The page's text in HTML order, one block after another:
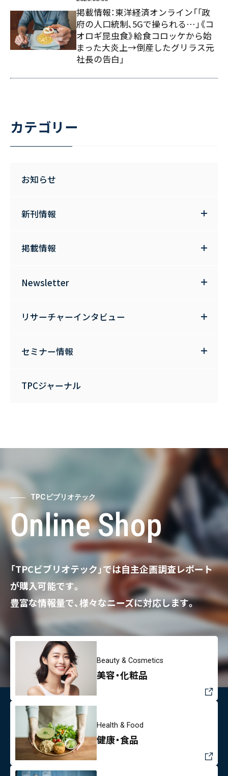
掲載情報：東洋経済オンライン「｢政
府の人口統制､5Gで操られる…｣《コ
オロギ昆虫食》給食コロッケから始
まった大炎上→倒産したグリラス元
社長の告白」
カテゴリー
お知らせ
新刊情報
掲載情報
Newsletter
リサーチャーインタビュー
セミナー情報
TPCジャーナル
TPCビブリオテック
Online Shop
「TPCビブリオテック」では自主企画調査レポート
が購入可能です。
豊富な情報量で、様々なニーズに対応します。
Beauty & Cosmetics
美容・化粧品
Health & Food
健康・食品